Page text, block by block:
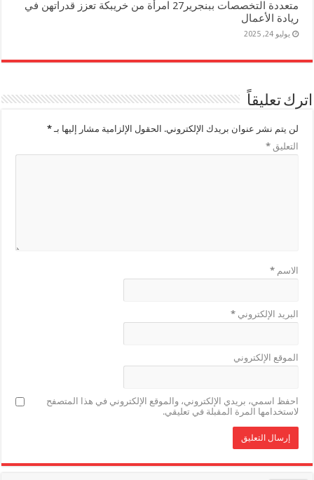
متعددة التخصصات ببنجرير27 امرأة من خريبكة تعزز قدراتهن في
ريادة الأعمال
يوليو 24, 2025
اترك تعليقاً
لن يتم نشر عنوان بريدك الإلكتروني. الحقول الإلزامية مشار إليها بـ*
التعليق*
الاسم*
البريد الإلكتروني*
الموقع الإلكتروني
احفظ اسمي، بريدي الإلكتروني، والموقع الإلكتروني في هذا المتصفح
لاستخدامها المرة المقبلة في تعليقي.